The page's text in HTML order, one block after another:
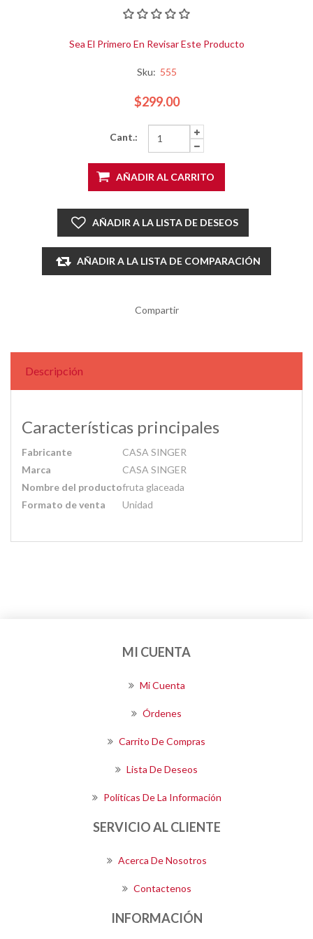
Sea El Primero En Revisar Este Producto
Sku: 555
$299.00
Cant.:
AÑADIR AL CARRITO
AÑADIR A LA LISTA DE DESEOS
AÑADIR A LA LISTA DE COMPARACIÓN
Compartir
Descripción
Características principales
Fabricante
CASA SINGER
Marca
CASA SINGER
Nombre del productofruta glaceada
Formato de venta
Unidad
MI CUENTA
Mi Cuenta
Órdenes
Carrito De Compras
Lista De Deseos
Políticas De La Información
SERVICIO AL CLIENTE
Acerca De Nosotros
Contactenos
INFORMACIÓN